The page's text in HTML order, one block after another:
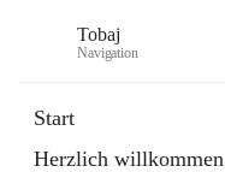
Tobaj
Navigation
Start
Herzlich willkommen